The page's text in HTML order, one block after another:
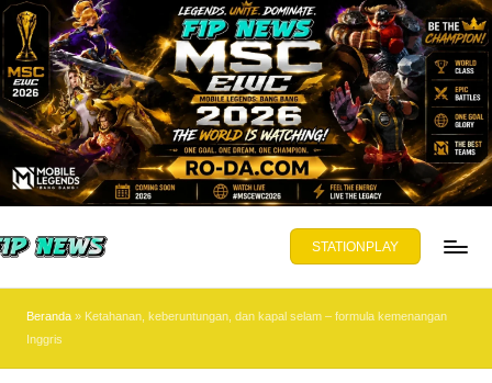
Skip
to
content
STATIONPLAY
Beranda » Ketahanan, keberuntungan, dan kapal selam – formula kemenangan
Inggris